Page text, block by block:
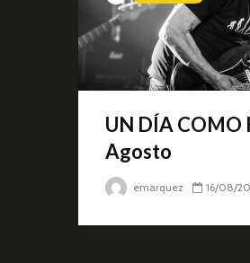
UN DÍA COMO
Agosto
emarquez 16/08/